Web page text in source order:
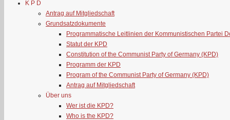
K P D
Antrag auf Mitgliedschaft
Grundsatzdokumente
Programmatische Leitlinien der Kommunistischen Partei
Statut der KPD
Constitution of the Communist Party of Germany (KPD)
Programm der KPD
Program of the Communist Party of Germany (KPD)
Antrag auf Mitgliedschaft
Über uns
Wer ist die KPD?
Who is the KPD?